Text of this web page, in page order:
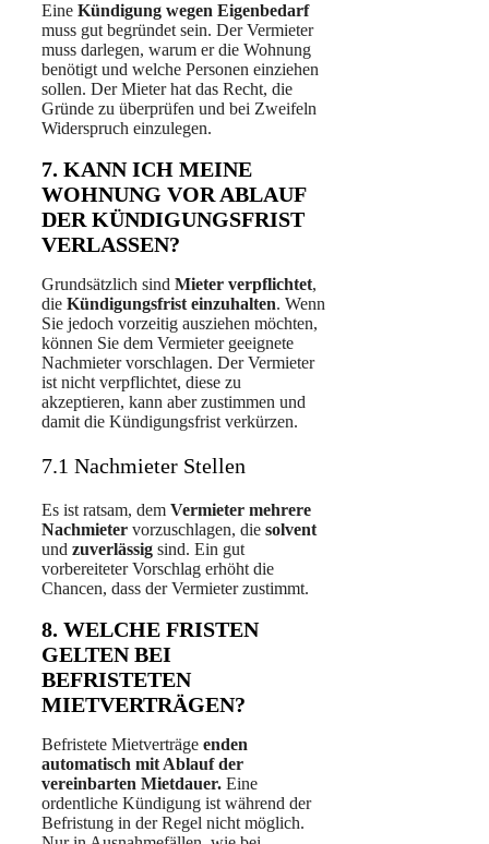
Eine Kündigung wegen Eigenbedarf
muss gut begründet sein. Der Vermieter
muss darlegen, warum er die Wohnung
benötigt und welche Personen einziehen
sollen. Der Mieter hat das Recht, die
Gründe zu überprüfen und bei Zweifeln
Widerspruch einzulegen.
7. KANN ICH MEINE
WOHNUNG VOR ABLAUF
DER KÜNDIGUNGSFRIST
VERLASSEN?
Grundsätzlich sind Mieter verpflichtet,
die Kündigungsfrist einzuhalten. Wenn
Sie jedoch vorzeitig ausziehen möchten,
können Sie dem Vermieter geeignete
Nachmieter vorschlagen. Der Vermieter
ist nicht verpflichtet, diese zu
akzeptieren, kann aber zustimmen und
damit die Kündigungsfrist verkürzen.
7.1 Nachmieter Stellen
Es ist ratsam, dem Vermieter mehrere
Nachmieter vorzuschlagen, die solvent
und zuverlässig sind. Ein gut
vorbereiteter Vorschlag erhöht die
Chancen, dass der Vermieter zustimmt.
8. WELCHE FRISTEN
GELTEN BEI
BEFRISTETEN
MIETVERTRÄGEN?
Befristete Mietverträge enden
automatisch mit Ablauf der
vereinbarten Mietdauer. Eine
ordentliche Kündigung ist während der
Befristung in der Regel nicht möglich.